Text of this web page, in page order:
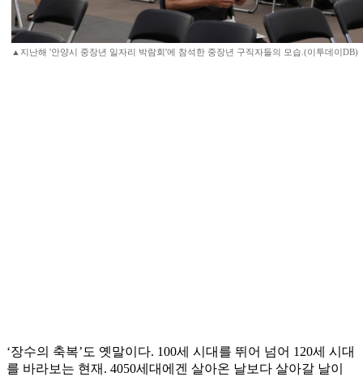
▲지난해 '안양시 중장년 일자리 박람회'에 참석한 중장년 구직자들의 모습.(이투데이DB)
‘장수의 축복’도 옛말이다. 100세 시대를 뛰어 넘어 120세 시대
를 바라보는 현재. 4050세대에겐 살아온 날보다 살아갈 날이